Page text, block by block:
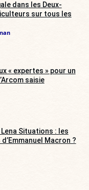
dans les Deux-
sur tous les
« expertes » pour un
saisie
Situations : les
Macron ?